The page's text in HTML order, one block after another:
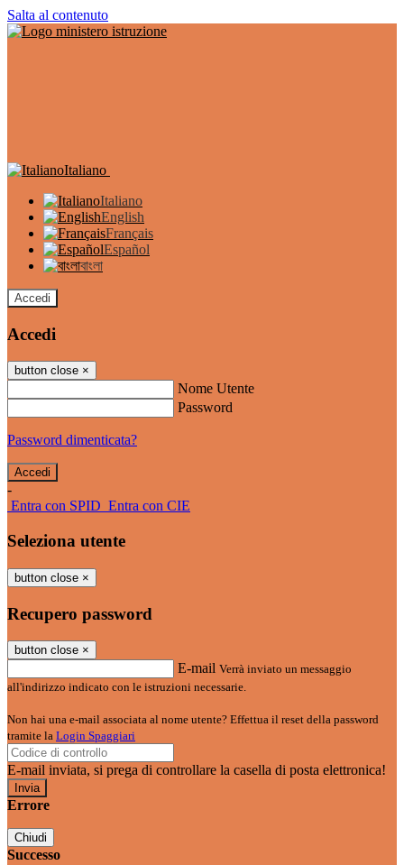
Salta al contenuto
Italiano
Italiano
English
Français
Español
বাংলা
Accedi
Accedi
button close ×
Nome Utente
Password
Password dimenticata?
-
Entra con SPID Entra con CIE
Seleziona utente
button close ×
Recupero password
button close ×
E-mail Verrà inviato un messaggio
all'indirizzo indicato con le istruzioni necessarie.
Non hai una e-mail associata al nome utente? Effettua il reset della password
tramite la Login Spaggiari
E-mail inviata, si prega di controllare la casella di posta elettronica!
Errore
Chiudi
Successo